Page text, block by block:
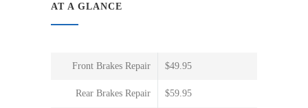
AT A GLANCE
Front Brakes Repair $49.95
Rear Brakes Repair $59.95